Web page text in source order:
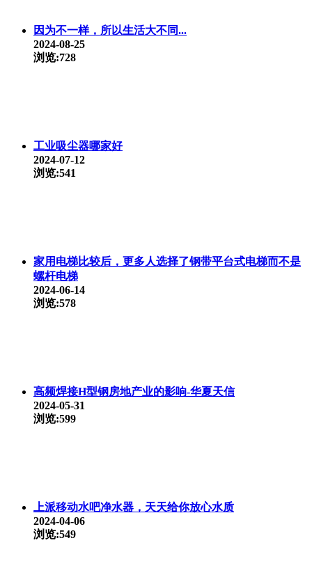
因为不一样，所以生活大不同...
2024-08-25
浏览:728
工业吸尘器哪家好
2024-07-12
浏览:541
家用电梯比较后，更多人选择了钢带平台式电梯而不是
螺杆电梯
2024-06-14
浏览:578
高频焊接H型钢房地产业的影响-华夏天信
2024-05-31
浏览:599
上派移动水吧净水器，天天给你放心水质
2024-04-06
浏览:549